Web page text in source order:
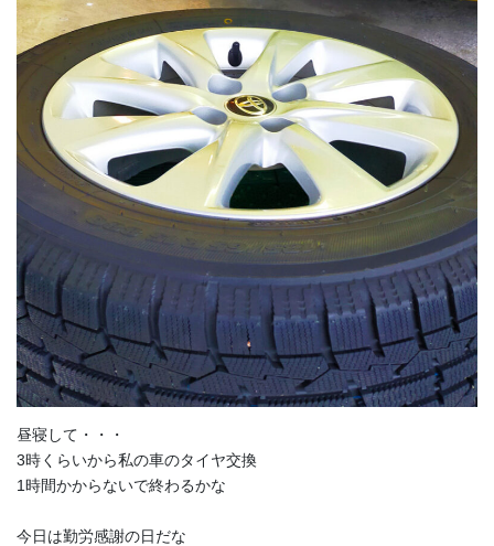
昼寝して・・・
3時くらいから私の車のタイヤ交換
1時間かからないで終わるかな
今日は勤労感謝の日だな